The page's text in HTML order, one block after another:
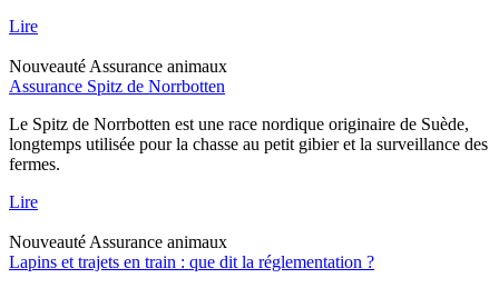
Lire
Nouveauté Assurance animaux
Assurance Spitz de Norrbotten
Le Spitz de Norrbotten est une race nordique originaire de Suède,
longtemps utilisée pour la chasse au petit gibier et la surveillance des
fermes.
Lire
Nouveauté Assurance animaux
Lapins et trajets en train : que dit la réglementation ?